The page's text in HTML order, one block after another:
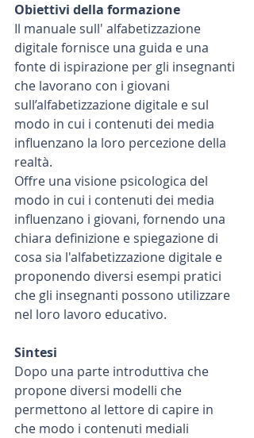
Obiettivi della formazione
Il manuale sull' alfabetizzazione
digitale fornisce una guida e una
fonte di ispirazione per gli insegnanti
che lavorano con i giovani
sull’alfabetizzazione digitale e sul
modo in cui i contenuti dei media
influenzano la loro percezione della
realtà.
Offre una visione psicologica del
modo in cui i contenuti dei media
influenzano i giovani, fornendo una
chiara definizione e spiegazione di
cosa sia l'alfabetizzazione digitale e
proponendo diversi esempi pratici
che gli insegnanti possono utilizzare
nel loro lavoro educativo.
Sintesi
Dopo una parte introduttiva che
propone diversi modelli che
permettono al lettore di capire in
che modo i contenuti mediali